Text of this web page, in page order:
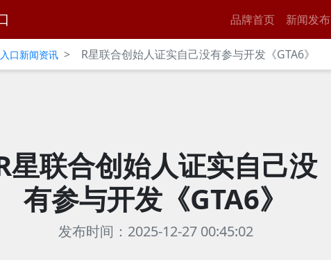
品牌首页 新闻发布
口新闻资讯 > R星联合创始人证实自己没有参与开发《GTA6》
星联合创始人证实自己没
有参与开发《GTA6》
发布时间：2025-12-27 00:45:02